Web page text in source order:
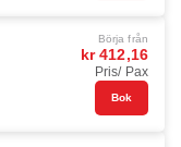
Börja från
kr 412,16
Pris/ Pax
Bok